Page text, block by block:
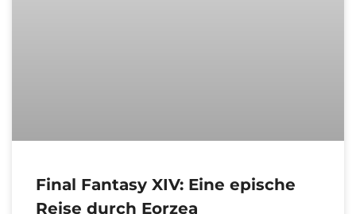
Final Fantasy XIV: Eine epische
Reise durch Eorzea